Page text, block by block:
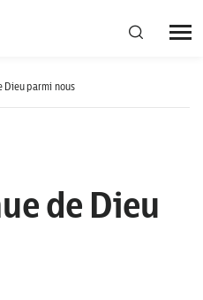
Dieu parmi nous
de Dieu